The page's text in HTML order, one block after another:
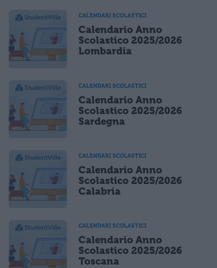
CALENDARI SCOLASTICI
Calendario Anno
Scolastico 2025/2026
Lombardia
CALENDARI SCOLASTICI
Calendario Anno
Scolastico 2025/2026
Sardegna
CALENDARI SCOLASTICI
Calendario Anno
Scolastico 2025/2026
Calabria
CALENDARI SCOLASTICI
Calendario Anno
Scolastico 2025/2026
Toscana